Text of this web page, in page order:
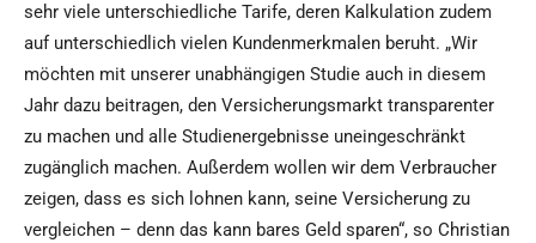
sehr viele unterschiedliche Tarife, deren Kalkulation zudem
auf unterschiedlich vielen Kundenmerkmalen beruht. „Wir
möchten mit unserer unabhängigen Studie auch in diesem
Jahr dazu beitragen, den Versicherungsmarkt transparenter
zu machen und alle Studienergebnisse uneingeschränkt
zugänglich machen. Außerdem wollen wir dem Verbraucher
zeigen, dass es sich lohnen kann, seine Versicherung zu
vergleichen – denn das kann bares Geld sparen“, so Christian